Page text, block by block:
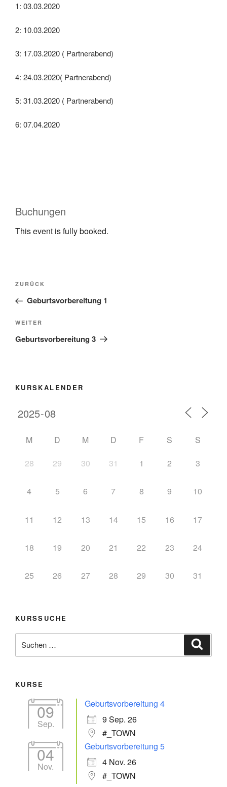
1: 03.03.2020
2: 10.03.2020
3: 17.03.2020 ( Partnerabend)
4: 24.03.2020( Partnerabend)
5: 31.03.2020 ( Partnerabend)
6: 07.04.2020
Buchungen
This event is fully booked.
ZURÜCK
Geburtsvorbereitung 1
WEITER
Geburtsvorbereitung 3
KURSKALENDER
M D M D F S
S
28
29 30 31 1 2 3
4 5 6 7 8 9 10
11 12 13 14 15 16 17
18 19 20 21 22 23 24
25 26 27 28 29 30 31
KURSSUCHE
KURSE
09
Sep.
Geburtsvorbereitung 4
9 Sep. 26
#_TOWN
04
Nov.
Geburtsvorbereitung 5
4 Nov. 26
#_TOWN